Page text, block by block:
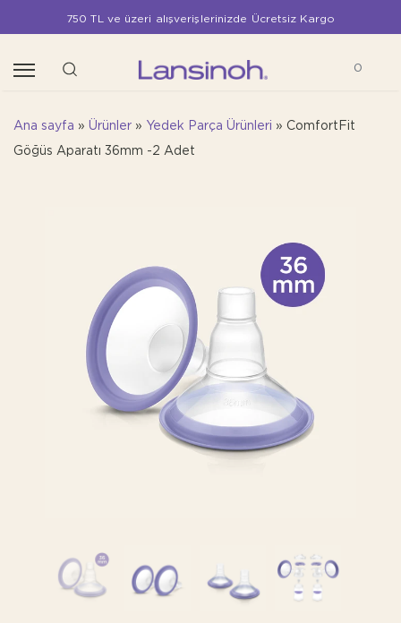
750 TL ve üzeri alışverişlerinizde Ücretsiz Kargo
0
Ana sayfa » Ürünler » Yedek Parça Ürünleri » ComfortFit
Göğüs Aparatı 36mm -2 Adet